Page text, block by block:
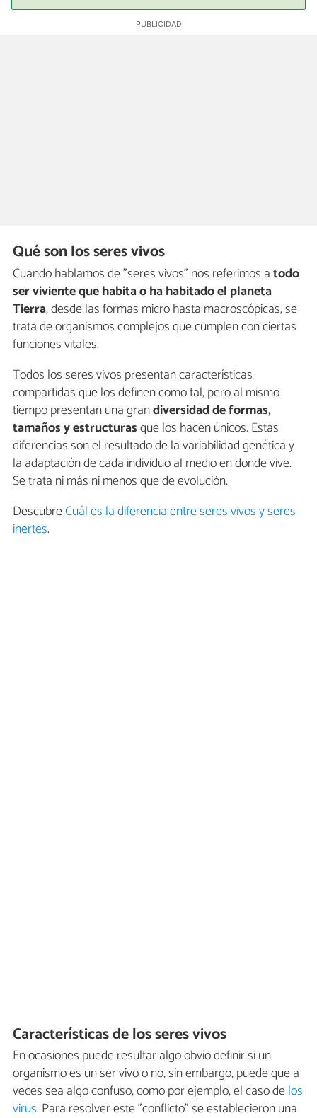
Qué son los seres vivos
Cuando hablamos de "seres vivos" nos referimos atodo
ser viviente que habita o ha habitado el planeta
Tierra, desde las formas micro hasta macroscópicas, se
trata de organismos complejos que cumplen con ciertas
funciones vitales.
Todos los seres vivos presentan características
compartidas que los definen como tal, pero al mismo
tiempo presentan una grandiversidad de formas,
tamaños y estructurasque los hacen únicos. Estas
diferencias son el resultado de la variabilidad genética y
la adaptación de cada individuo al medio en donde vive.
Se trata ni más ni menos que de evolución.
DescubreCuál es la diferencia entre seres vivos y seres
inertes.
Características de los seres vivos
En ocasiones puede resultar algo obvio definir si un
organismo es un ser vivo o no, sin embargo, puede que a
veces sea algo confuso, como por ejemplo, el caso delos
virus. Para resolver este "conflicto" se establecieron una